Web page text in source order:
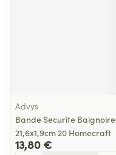
Advys
Bande Securite Baignoire
21,6x1,9cm 20 Homecraft
13,80 €